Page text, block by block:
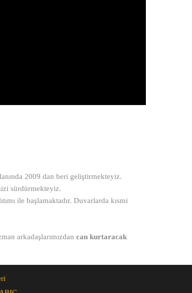
2009 dan beri geliştirmekteyiz.
sürdürmekteyiz.
ile başlamaktadır. Duvarlarda kısmi
arkadaşlarımızdan can kurtaracak